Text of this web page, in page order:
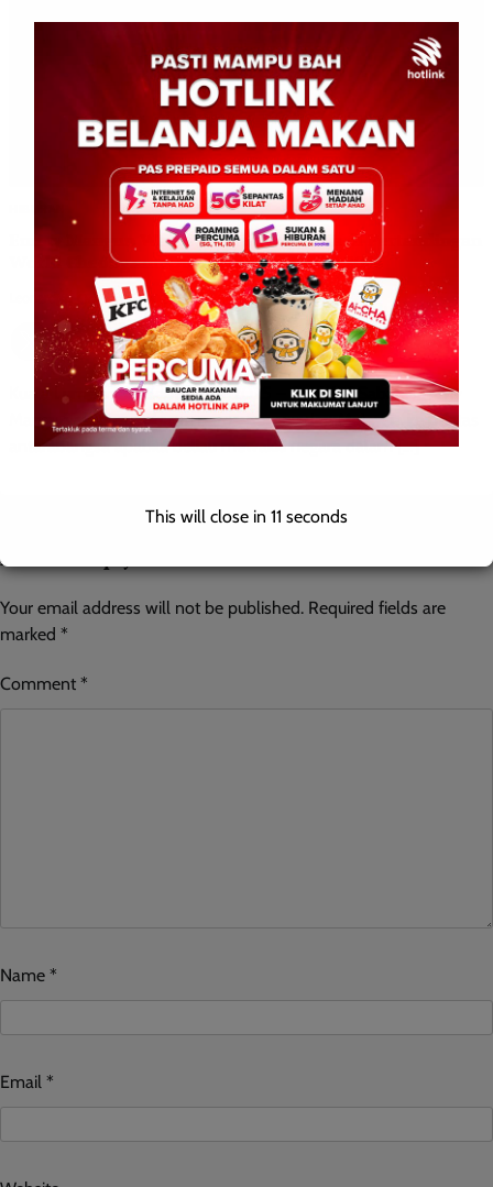
Emmy Mangun Wakili Borneo, Malaysia di Pertandingan
World Cheongsam Queen International 2025
October 6, 2025 0
Kuala Lumpur: 30 September 2025 – Anak jati Sabah, Emmy
Mangun akan membawa nama Borneo dan Malaysia ke pentas
antarabangsa apabila beliau mewakili negara dalam […]
Leave a Reply
Your email address will not be published. Required fields are
marked *
Comment *
Name *
Email *
This will close in 10 seconds